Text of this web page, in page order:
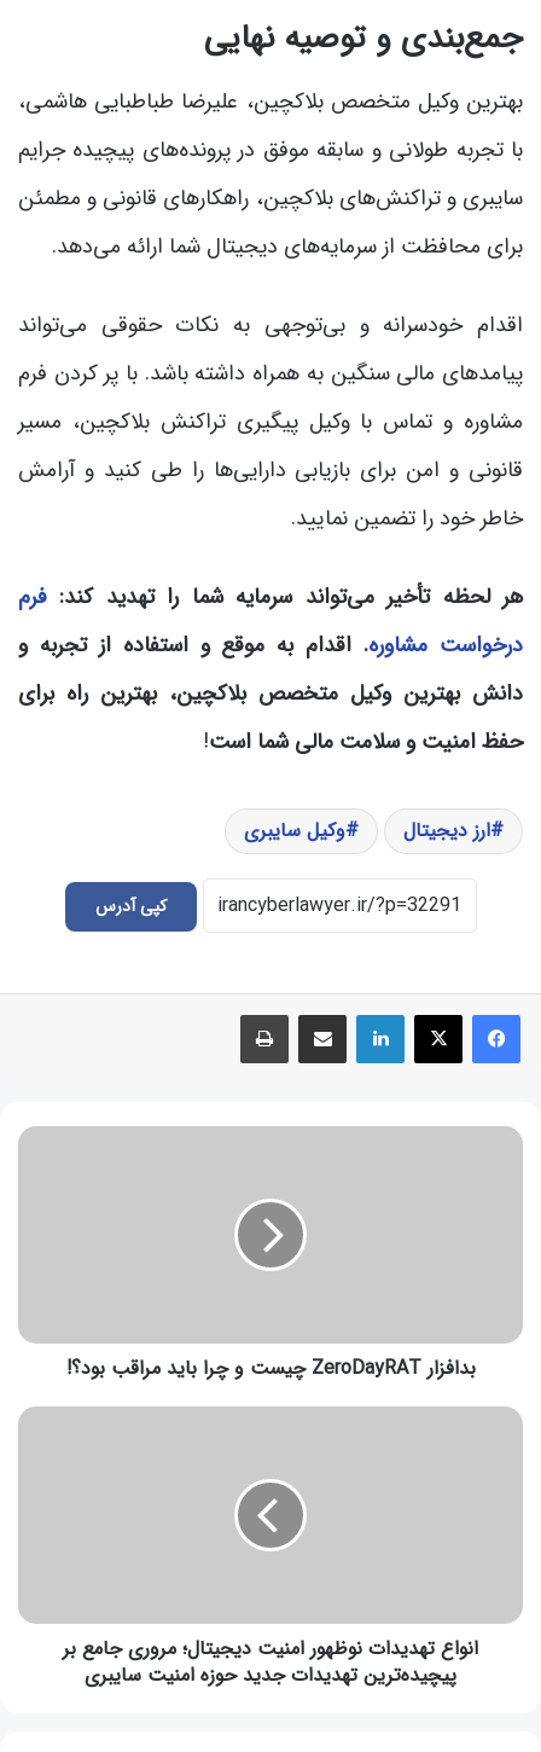
جمع‌بندی و توصیه نهایی
بهترین وکیل متخصص بلاکچین، علیرضا طباطبایی هاشمی،
با تجربه طولانی و سابقه موفق در پرونده‌های پیچیده جرایم
سایبری و تراکنش‌های بلاکچین، راهکارهای قانونی و مطمئن
برای محافظت از سرمایه‌های دیجیتال شما ارائه می‌دهد.
اقدام خودسرانه و بی‌توجهی به نکات حقوقی می‌تواند
پیامدهای مالی سنگین به همراه داشته باشد. با پر کردن فرم
مشاوره و تماس با وکیل پیگیری تراکنش بلاکچین، مسیر
قانونی و امن برای بازیابی دارایی‌ها را طی کنید و آرامش
خاطر خود را تضمین نمایید.
هر لحظه تأخیر می‌تواند سرمایه شما را تهدید کند: فرم
درخواست مشاوره. اقدام به موقع و استفاده از تجربه و
دانش بهترین وکیل متخصص بلاکچین، بهترین راه برای
حفظ امنیت و سلامت مالی شما است!
ارز دیجیتال وکیل سایبری
کپی آدرس
بدافزار ZeroDayRAT چیست و چرا باید مراقب بود؟!
انواع تهدیدات نوظهور امنیت دیجیتال؛ مروری جامع بر
پیچیده‌ترین تهدیدات جدید حوزه امنیت سایبری